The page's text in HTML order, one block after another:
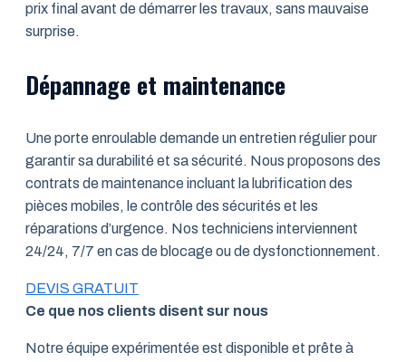
prix final avant de démarrer les travaux, sans mauvaise
surprise.
Dépannage et maintenance
Une porte enroulable demande un entretien régulier pour
garantir sa durabilité et sa sécurité. Nous proposons des
contrats de maintenance incluant la lubrification des
pièces mobiles, le contrôle des sécurités et les
réparations d’urgence. Nos techniciens interviennent
24/24, 7/7 en cas de blocage ou de dysfonctionnement.
DEVIS GRATUIT
Ce que nos clients disent sur nous
Notre équipe expérimentée est disponible et prête à